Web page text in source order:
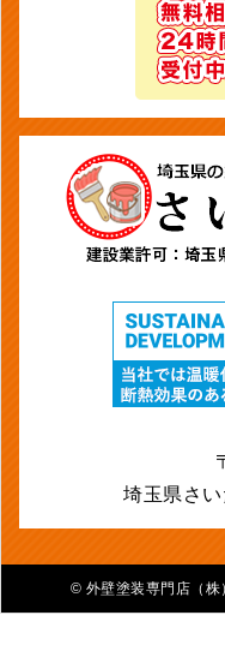
埼玉県さ
© 外壁塗装専門店（